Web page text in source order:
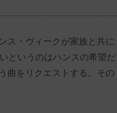
ス・ヴィークが家族と共に
というのはハンスの希望だ
曲をリクエストする。その